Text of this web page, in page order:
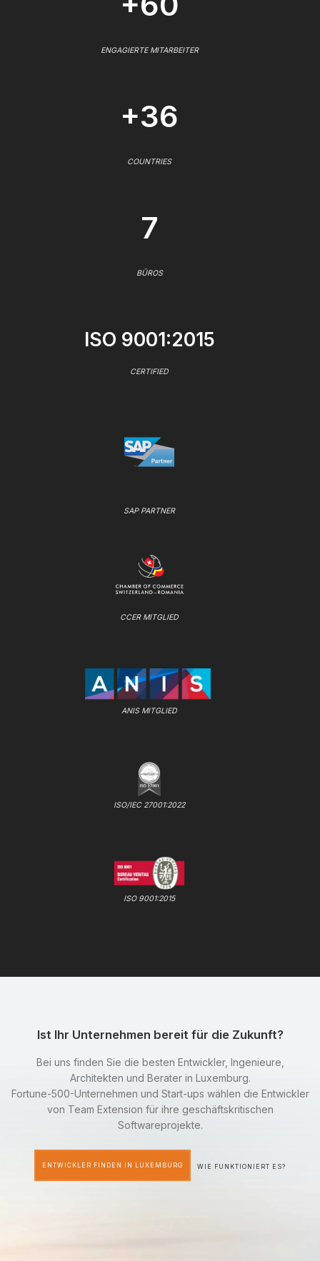
ENGAGIERTE MITARBEITER
+36
COUNTRIES
7
BÜROS
ISO 9001:2015
CERTIFIED
SAP PARTNER
CCER MITGLIED
ANIS MITGLIED
ISO/IEC 27001:2022
ISO 9001:2015
Ist Ihr Unternehmen bereit für die Zukunft?
Bei uns finden Sie die besten Entwickler, Ingenieure,
Architekten und Berater in Luxemburg.
Fortune-500-Unternehmen und Start-ups wählen die Entwickler
von Team Extension für ihre geschäftskritischen
Softwareprojekte.
ENTWICKLER FINDEN IN LUXEMBURG WIE FUNKTIONIERT ES?